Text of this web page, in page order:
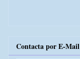
Contacta por E-Mail